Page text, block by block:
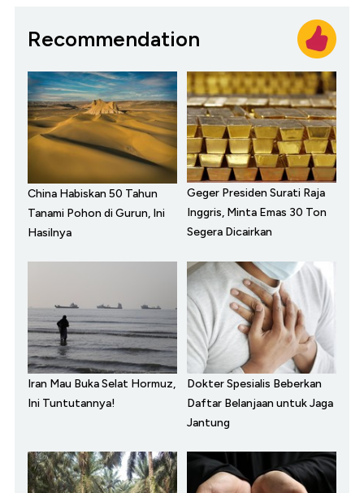
Recommendation
China Habiskan 50 Tahun
Tanami Pohon di Gurun, Ini
Hasilnya
Geger Presiden Surati Raja
Inggris, Minta Emas 30 Ton
Segera Dicairkan
Iran Mau Buka Selat Hormuz,
Ini Tuntutannya!
Dokter Spesialis Beberkan
Daftar Belanjaan untuk Jaga
Jantung